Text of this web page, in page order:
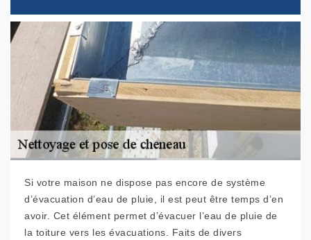
Si votre maison ne dispose pas encore de système
d’évacuation d’eau de pluie, il est peut être temps d’en
avoir. Cet élément permet d’évacuer l’eau de pluie de
la toiture vers les évacuations. Faits de divers